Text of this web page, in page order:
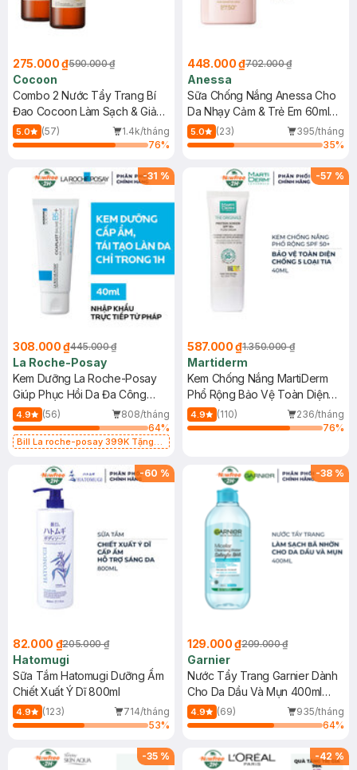
275.000 ₫590.000 ₫
Cocoon
Combo 2 Nước Tẩy Trang Bí
Đao Cocoon Làm Sạch & Giảm
Dầu 500ml
5.0 (57)
1.4k/tháng
76%
448.000 ₫702.000 ₫
Anessa
Sữa Chống Nắng Anessa Cho
Da Nhạy Cảm & Trẻ Em 60ml
(Mới)
5.0 (23)
395/tháng
35%
-31 %
308.000 ₫445.000 ₫
La Roche-Posay
Kem Dưỡng La Roche-Posay
Giúp Phục Hồi Da Đa Công
Dụng 40ml
4.9 (56)
808/tháng
64%
Bill La roche-posay 399K Tặng
(SL có hạn)
-57 %
587.000 ₫1.350.000 ₫
Martiderm
Kem Chống Nắng MartiDerm
Phổ Rộng Bảo Vệ Toàn Diện
40ml
4.9 (110)
236/tháng
76%
-60 %
82.000 ₫205.000 ₫
Hatomugi
Sữa Tắm Hatomugi Dưỡng Ẩm
Chiết Xuất Ý Dĩ 800ml
4.9 (123)
714/tháng
53%
-38 %
129.000 ₫209.000 ₫
Garnier
Nước Tẩy Trang Garnier Dành
Cho Da Dầu Và Mụn 400ml
(Mới)
4.9 (69)
935/tháng
64%
-35 % -42 %